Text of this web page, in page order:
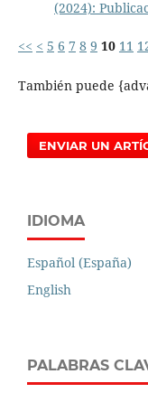
(2024):
<< < 5 6 7 8 9 10 11
También puede
ENVIAR UN
IDIOMA
Español (España)
English
PALABRAS